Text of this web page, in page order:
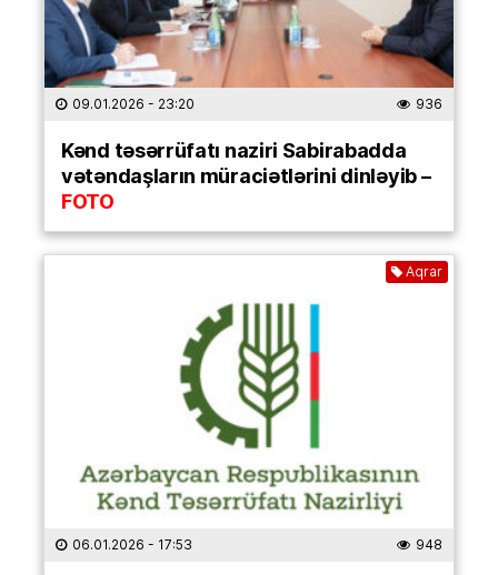
09.01.2026 - 23:20 936
Kənd təsərrüfatı naziri Sabirabadda
vətəndaşların müraciətlərini dinləyib –
FOTO
Aqrar
06.01.2026 - 17:53 948